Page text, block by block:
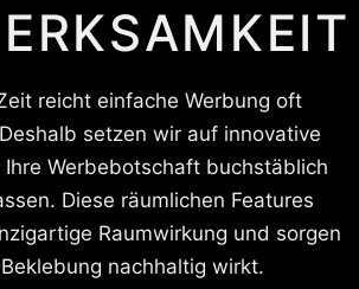
reicht einfache Werbung oft
setzen wir auf innovative
Werbebotschaft buchstäblich
Diese räumlichen Features
Raumwirkung und sorgen
nachhaltig wirkt.